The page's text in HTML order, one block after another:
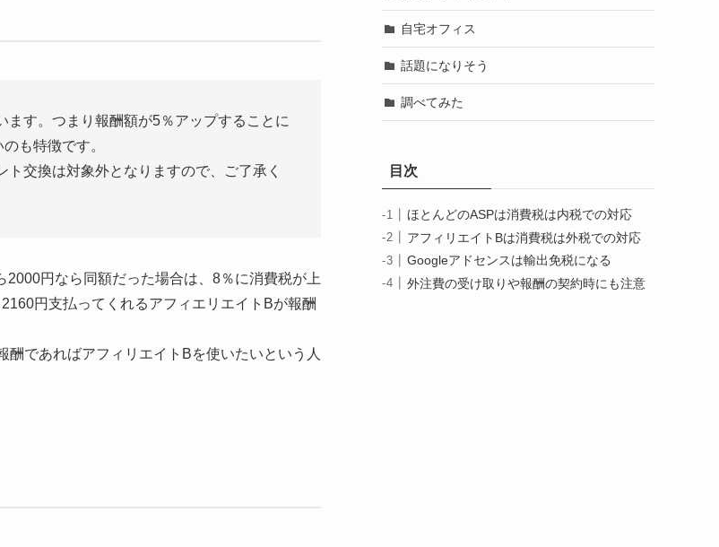
す。つまり報酬額が5％アップすることに
も特徴です。
交換は対象外となりますので、ご了承く
円なら同額だった場合は、8％に消費税が上
円支払ってくれるアフィエリエイトBが報酬
であればアフィリエイトBを使いたいという人
自宅オフィス
話題になりそう
調べてみた
目次
ほとんどのASPは消費税は内税での対応
アフィリエイトBは消費税は外税での対応
Googleアドセンスは輸出免税になる
外注費の受け取りや報酬の契約時にも注意